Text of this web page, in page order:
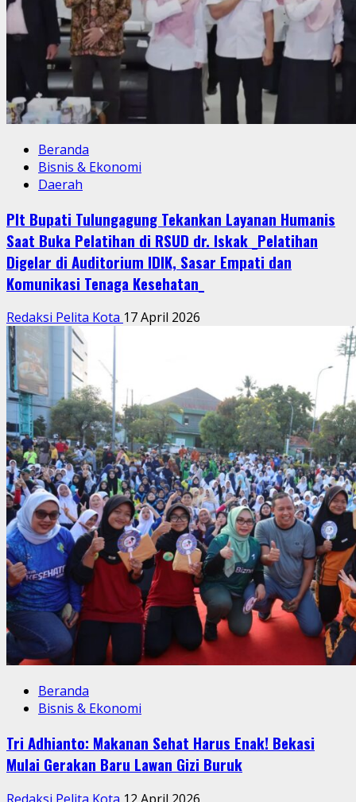
Beranda
Bisnis & Ekonomi
Daerah
Plt Bupati Tulungagung Tekankan Layanan Humanis
Saat Buka Pelatihan di RSUD dr. Iskak _Pelatihan
Digelar di Auditorium IDIK, Sasar Empati dan
Komunikasi Tenaga Kesehatan_
Redaksi Pelita Kota 17 April 2026
Beranda
Bisnis & Ekonomi
Tri Adhianto: Makanan Sehat Harus Enak! Bekasi
Mulai Gerakan Baru Lawan Gizi Buruk